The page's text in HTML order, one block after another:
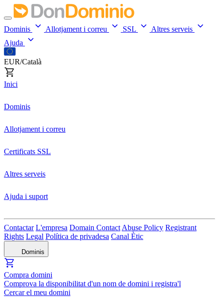
Dominis Allotjament i correu SSL
Altres serveis
Ajuda
EUR/Català
Inici
Dominis
Allotjament i correu
Certificats SSL
Altres serveis
Ajuda i suport
Contactar L'empresa Domain Contact Abuse Policy Registrant
Rights Legal Política de privadesa Canal Ètic
Dominis
Compra domini
Comprova la disponibilitat d'un nom de domini i registra'l
Cercar el meu domini